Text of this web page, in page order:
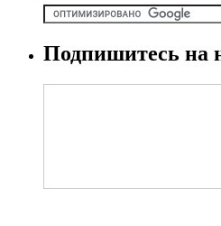
Подпишитесь на